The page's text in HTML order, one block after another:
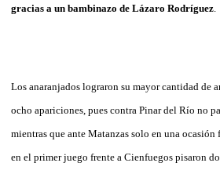
gracias a un bambinazo de Lázaro Rodríguez
Los anaranjados lograron su mayor cantidad de
ocho apariciones, pues contra Pinar del Río no
mientras que ante Matanzas solo en una ocasión
en el primer juego frente a Cienfuegos pisaron